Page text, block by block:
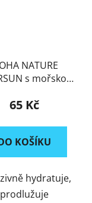
NATURE
s mořskou
65 Kč
KOŠÍKU
hydratuje,
prodlužuje